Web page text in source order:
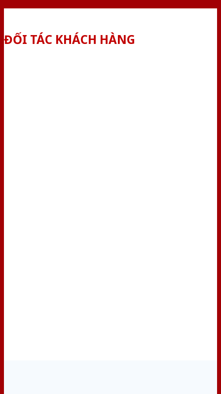
ĐỐI TÁC KHÁCH HÀNG